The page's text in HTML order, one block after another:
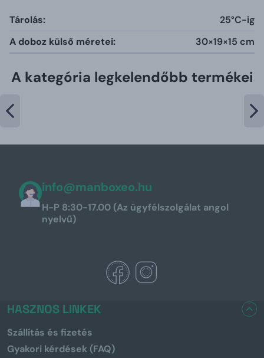
Tárolás:
25°C-ig
A doboz külső méretei:
30×19×15 cm
A kategória legkelendőbb termékei
info@manboxeo.hu
H-P 8:30-17.00 (Az ügyfélszolgálat angol
nyelvű)
HASZNOS LINKEK
Szállítás és fizetés
Gyakori kérdések (FAQ)